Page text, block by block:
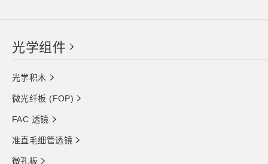
光学组件
光学积木
微光纤板 (FOP)
FAC 透镜
准直毛细管透镜
微孔板